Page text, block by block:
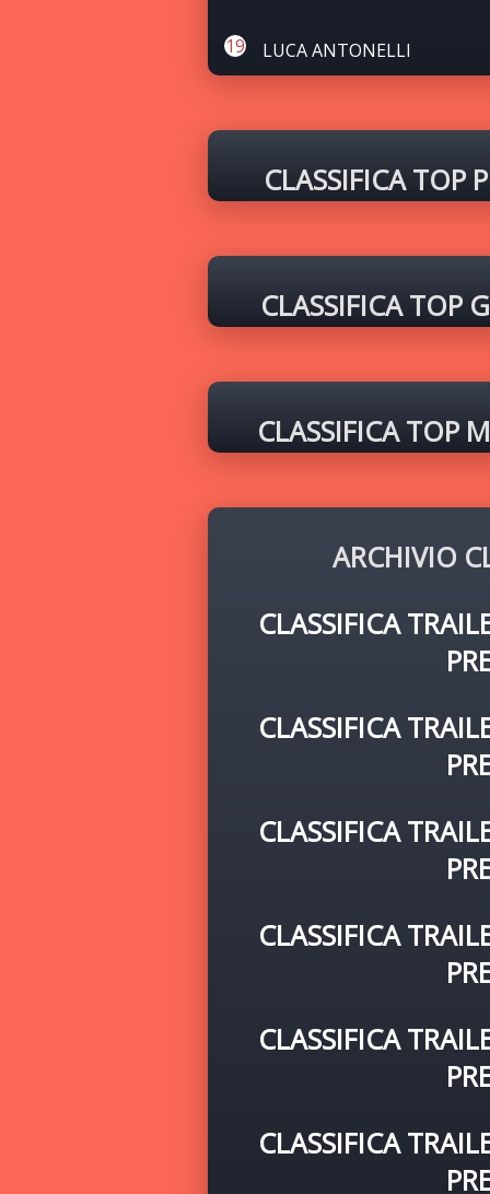
LUCA ANTONELLI
CLASSIFICA TOP
CLASSIFICA TOP
CLASSIFICA TOP
ARCHIVIO
CLASSIFICA
CLASSIFICA
CLASSIFICA
CLASSIFICA
CLASSIFICA
CLASSIFICA